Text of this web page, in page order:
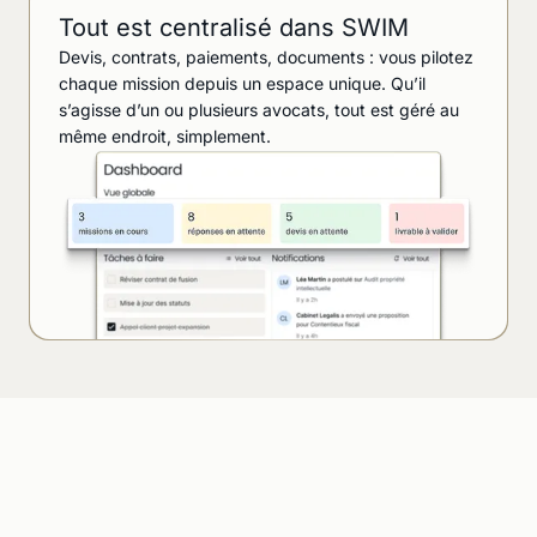
Tout est centralisé dans SWIM
Devis, contrats, paiements, documents : vous pilotez
chaque mission depuis un espace unique. Qu’il
s’agisse d’un ou plusieurs avocats, tout est géré au
même endroit, simplement.